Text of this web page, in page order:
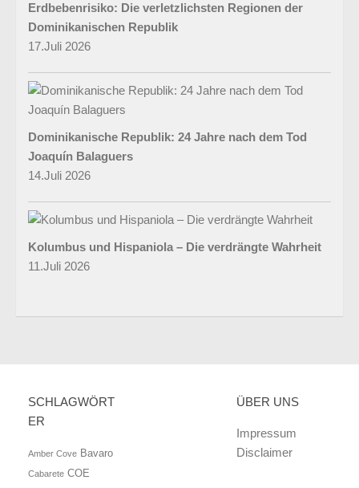
Erdbebenrisiko: Die verletzlichsten Regionen der
Dominikanischen Republik
17.Juli 2026
Dominikanische Republik: 24 Jahre nach dem Tod
Joaquín Balaguers
14.Juli 2026
Kolumbus und Hispaniola – Die verdrängte Wahrheit
11.Juli 2026
SCHLAGWÖRT
ER
Amber Cove Bavaro
Cabarete COE
ÜBER UNS
Impressum
Disclaimer